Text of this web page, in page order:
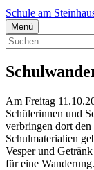
Schule am
Menü
Suchen
nach:
Am Freitag
Schülerinnen und
verbringen dort
Schulmaterialien
Vesper und
für eine